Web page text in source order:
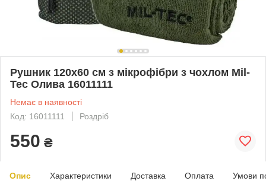
Рушник 120х60 см з мікрофібри з чохлом Mil-
Tec Олива 16011111
Немає в наявності
Код: 16011111
Роздріб
550 ₴
Опис Характеристики Доставка Оплата Умови